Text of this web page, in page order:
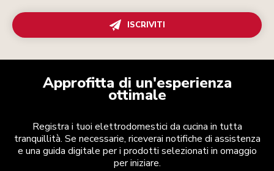
ISCRIVITI
Approfitta di un'esperienza
ottimale
Registra i tuoi elettrodomestici da cucina in tutta
tranquillità. Se necessarie, riceverai notifiche di assistenza
e una guida digitale per i prodotti selezionati in omaggio
per iniziare.